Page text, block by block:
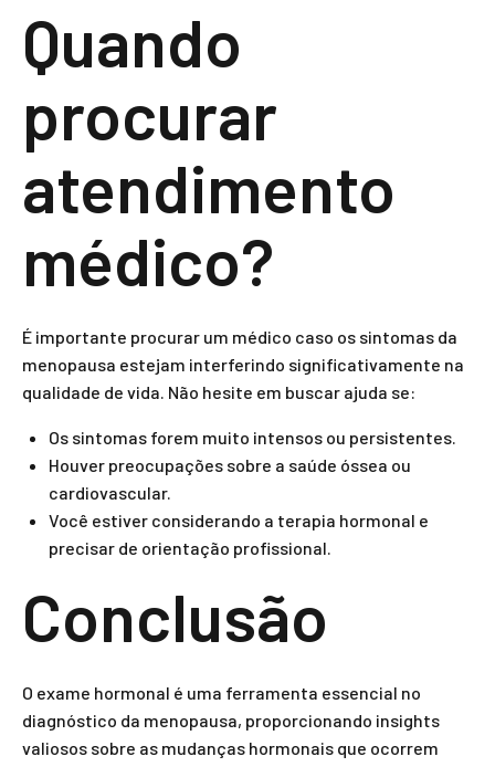
Quando
procurar
atendimento
médico?
É importante procurar um médico caso os sintomas da
menopausa estejam interferindo significativamente na
qualidade de vida. Não hesite em buscar ajuda se:
Os sintomas forem muito intensos ou persistentes.
Houver preocupações sobre a saúde óssea ou
cardiovascular.
Você estiver considerando a terapia hormonal e
precisar de orientação profissional.
Conclusão
O exame hormonal é uma ferramenta essencial no
diagnóstico da menopausa, proporcionando insights
valiosos sobre as mudanças hormonais que ocorrem